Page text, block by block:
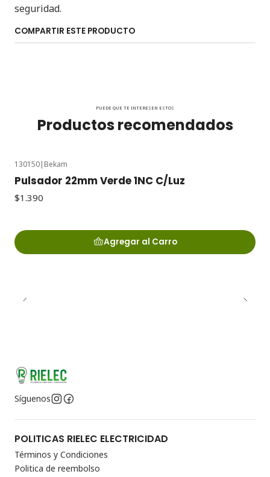
seguridad.
COMPARTIR ESTE PRODUCTO
PUEDE QUE TE INTERESEN ESTOS
Productos recomendados
130150| Bekam
Pulsador 22mm Verde 1NC C/Luz
$1.390
Agregar al Carro
Síguenos
POLITICAS RIELEC ELECTRICIDAD
Términos y Condiciones
Politica de reembolso